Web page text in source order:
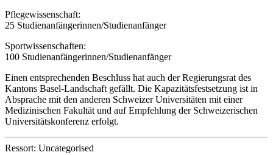
Pflegewissenschaft:
25 Studienanfängerinnen/Studienanfänger
Sportwissenschaften:
100 Studienanfängerinnen/Studienanfänger
Einen entsprechenden Beschluss hat auch der Regierungsrat des
Kantons Basel-Landschaft gefällt. Die Kapazitätsfestsetzung ist in
Absprache mit den anderen Schweizer Universitäten mit einer
Medizinischen Fakultät und auf Empfehlung der Schweizerischen
Universitätskonferenz erfolgt.
Ressort: Uncategorised